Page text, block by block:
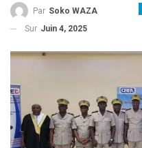
Par Soko WAZA
Sur Juin 4, 2025